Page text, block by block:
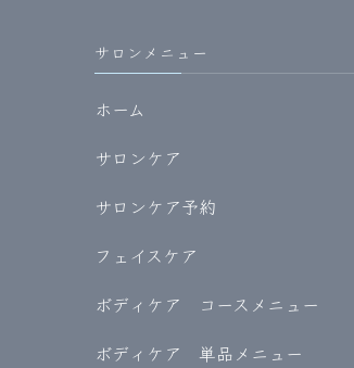
サロンメニュー
ホーム
サロンケア
サロンケア予約
フェイスケア
ボディケア コースメニュー
ボディケア 単品メニュー